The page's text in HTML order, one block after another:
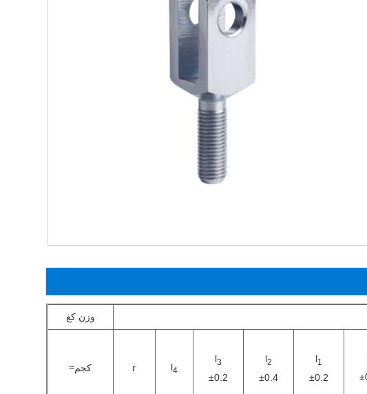
وزن كغ
l1
±0.2
l2
±0.4
l3
±0.2
l4
r كجم≈